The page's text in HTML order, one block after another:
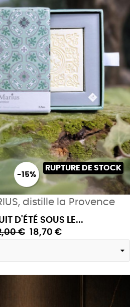
-15%
RUPTURE DE STOCK
distille la Provence
D'ÉTÉ SOUS LE...
€ 18,70 €